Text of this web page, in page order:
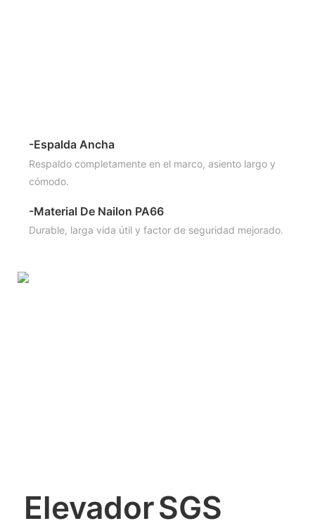
-Espalda Ancha
Respaldo completamente en el marco, asiento largo y
cómodo.
-Material De Nailon PA66
Durable, larga vida útil y factor de seguridad mejorado.
ElevadorSGS